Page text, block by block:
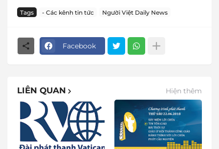
Tags - Các kênh tin tức Người Việt Daily News
Facebook
LIÊN QUAN Hiện thêm